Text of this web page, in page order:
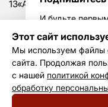
13«А», оф. 203
© S-form, 2011—2026
Политика
Согласие на обработку
Создание сайта — Не
И будьте
Я принимаю
персональных
Этот сайт
Мы используем файлы
сайта. Продолжая
с нашей политикой
обработку